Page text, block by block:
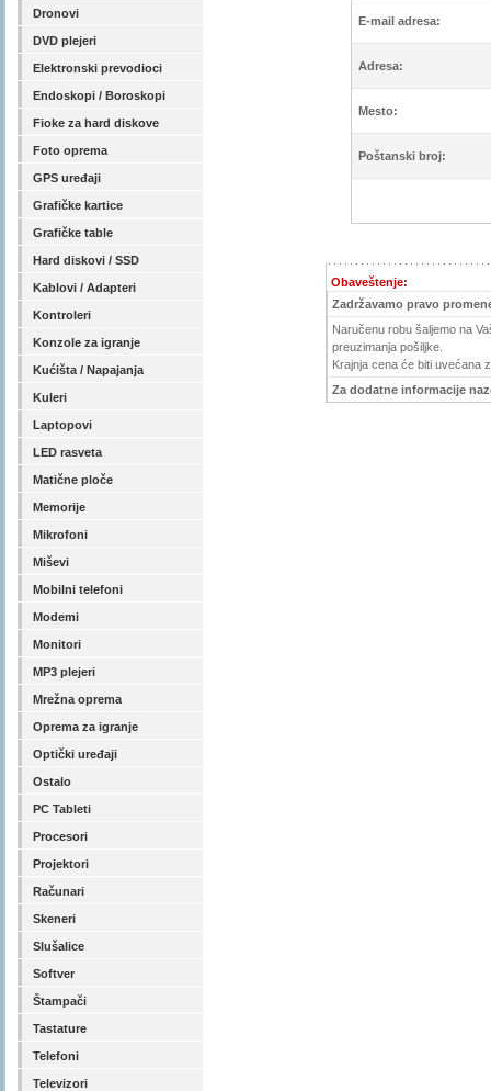
Dronovi
DVD plejeri
Elektronski prevodioci
Endoskopi / Boroskopi
Fioke za hard diskove
Foto oprema
GPS uređaji
Grafičke kartice
Grafičke table
Hard diskovi / SSD
Kablovi / Adapteri
Kontroleri
Konzole za igranje
Kućišta / Napajanja
Kuleri
Laptopovi
LED rasveta
Matične ploče
Memorije
Mikrofoni
Miševi
Mobilni telefoni
Modemi
Monitori
MP3 plejeri
Mrežna oprema
Oprema za igranje
Optički uređaji
Ostalo
PC Tableti
Procesori
Projektori
Računari
Skeneri
Slušalice
Softver
Štampači
Tastature
Telefoni
Televizori
E-mail adresa:
Adresa:
Mesto:
Poštanski broj:
Obaveštenje:
Zadržavamo pravo
Naručenu robu šaljemo na
preuzimanja pošiljke.
Krajnja cena će biti uvećana
Za dodatne informacije